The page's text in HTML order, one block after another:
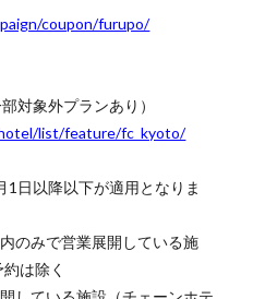
coupon/furupo/
対象外プランあり）
list/feature/fc_kyoto/
1日以降以下が適用となりま
のみで営業展開している施
は除く